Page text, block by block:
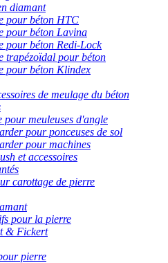
diamant
pour béton HTC
pour béton Lavina
pour béton Redi-Lock
trapézoïdal pour béton
pour béton Klindex
de meulage du béton
meuleuses d'angle
pour ponceuses de sol
pour machines
et accessoires
carottage de pierre
pour la pierre
& Fickert
pierre